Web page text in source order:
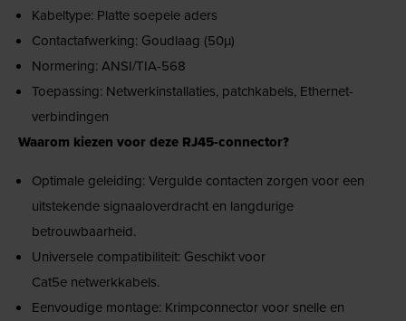
Kabeltype: Platte soepele aders
Contactafwerking: Goudlaag (50µ)
Normering: ANSI/TIA-568
Toepassing: Netwerkinstallaties, patchkabels, Ethernet-
verbindingen
Waarom kiezen voor deze RJ45-connector?
Optimale geleiding: Vergulde contacten zorgen voor een
uitstekende signaaloverdracht en langdurige
betrouwbaarheid.
Universele compatibiliteit: Geschikt voor
Cat5e netwerkkabels.
Eenvoudige montage: Krimpconnector voor snelle en